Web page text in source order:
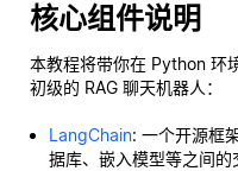
核心组件说明
本教程将带你在 Python 环
初级的 RAG 聊天机器人：
LangChain: 一个开源框
据库、嵌入模型等之间的